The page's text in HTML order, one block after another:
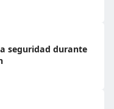
seguridad durante